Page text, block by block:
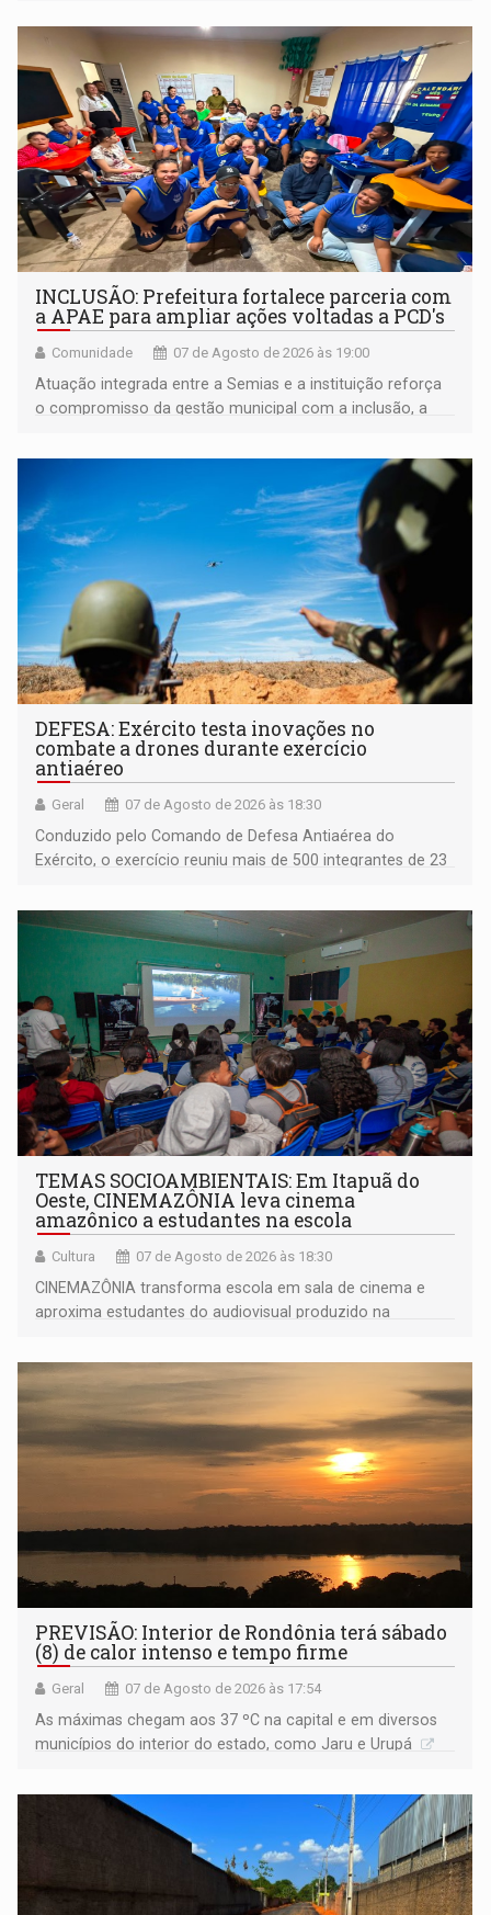
INCLUSÃO: Prefeitura fortalece parceria com
a APAE para ampliar ações voltadas a PCD's
Comunidade 07 de Agosto de 2026 às 19:00
Atuação integrada entre a Semias e a instituição reforça
o compromisso da gestão municipal com a inclusão, a
DEFESA: Exército testa inovações no
combate a drones durante exercício
antiaéreo
Geral 07 de Agosto de 2026 às 18:30
Conduzido pelo Comando de Defesa Antiaérea do
Exército, o exercício reuniu mais de 500 integrantes de 23
TEMAS SOCIOAMBIENTAIS: Em Itapuã do
Oeste, CINEMAZÔNIA leva cinema
amazônico a estudantes na escola
Cultura 07 de Agosto de 2026 às 18:30
CINEMAZÔNIA transforma escola em sala de cinema e
aproxima estudantes do audiovisual produzido na
PREVISÃO: Interior de Rondônia terá sábado
(8) de calor intenso e tempo firme
Geral 07 de Agosto de 2026 às 17:54
As máximas chegam aos 37 ºC na capital e em diversos
municípios do interior do estado, como Jaru e Urupá